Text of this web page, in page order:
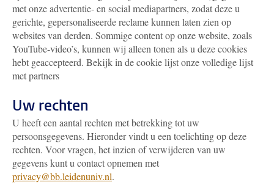
met onze advertentie- en social mediapartners, zodat deze u
gerichte, gepersonaliseerde reclame kunnen laten zien op
websites van derden. Sommige content op onze website, zoals
YouTube-video’s, kunnen wij alleen tonen als u deze cookies
hebt geaccepteerd. Bekijk in de cookie lijst onze volledige lijst
met partners
Uw rechten
U heeft een aantal rechten met betrekking tot uw
persoonsgegevens. Hieronder vindt u een toelichting op deze
rechten. Voor vragen, het inzien of verwijderen van uw
gegevens kunt u contact opnemen met
privacy@bb.leidenuniv.nl.